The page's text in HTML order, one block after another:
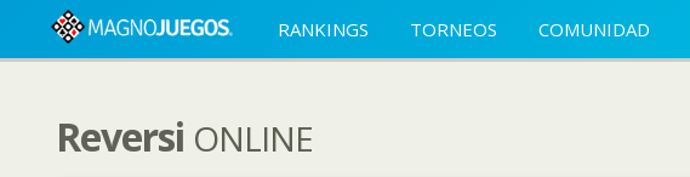
RANKINGS TORNEOS COMUNIDAD
Reversi ONLINE